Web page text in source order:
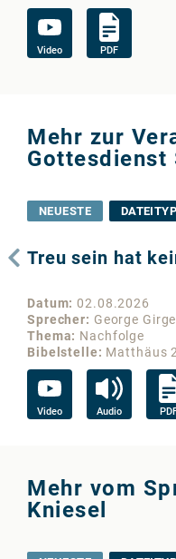
Video PDF
Mehr zur
Gottesdienst
NEUESTE DATEITYP
Treu sein hat
Datum 02.08.2026
Sprecher
George
Thema
Nachfolge
Bibelstelle
Matthäus
Video Audio
Mehr vom
Kniesel